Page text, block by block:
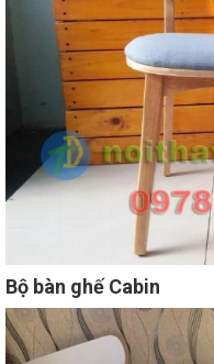
Bộ bàn ghế Cabin